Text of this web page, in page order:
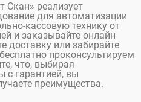
Скан» реализует
для автоматизации
кассовую технику от
и заказывайте онлайн
доставку или забирайте
проконсультируем
что, выбирая
с гарантией, вы
преимущества.